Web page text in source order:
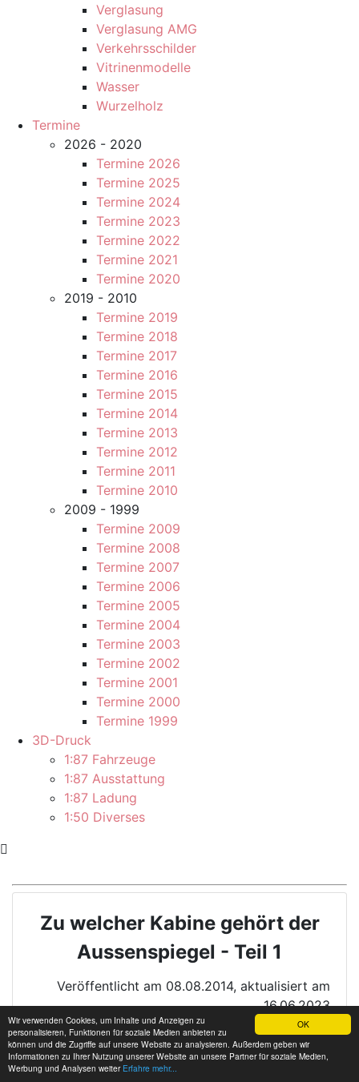
OK
Wir verwenden Cookies, um Inhalte und Anzeigen zu
personalisieren, Funktionen für soziale Medien anbieten zu
können und die Zugriffe auf unsere Website zu analysieren. Außerdem geben wir
Informationen zu Ihrer Nutzung unserer Website an unsere Partner für soziale Medien,
Werbung und Analysen weiter Erfahre mehr...
Verglasung
Verglasung AMG
Verkehrsschilder
Vitrinenmodelle
Wasser
Wurzelholz
Termine
2026 - 2020
Termine 2026
Termine 2025
Termine 2024
Termine 2023
Termine 2022
Termine 2021
Termine 2020
2019 - 2010
Termine 2019
Termine 2018
Termine 2017
Termine 2016
Termine 2015
Termine 2014
Termine 2013
Termine 2012
Termine 2011
Termine 2010
2009 - 1999
Termine 2009
Termine 2008
Termine 2007
Termine 2006
Termine 2005
Termine 2004
Termine 2003
Termine 2002
Termine 2001
Termine 2000
Termine 1999
3D-Druck
1:87 Fahrzeuge
1:87 Ausstattung
1:87 Ladung
1:50 Diverses
Zu welcher Kabine gehört der
Aussenspiegel - Teil 1
Veröffentlicht am 08.08.2014, aktualisiert am
16.06.2023
Neue Modelle sind schön. Kaufen, aus der Packung